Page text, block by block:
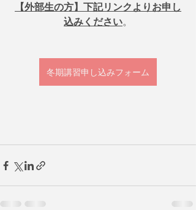
【外部生の方】下記リンクよりお申し
込みください。
冬期講習申し込みフォーム